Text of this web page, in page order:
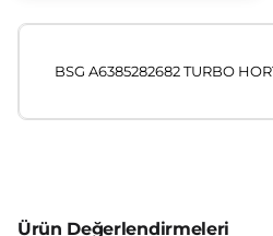
BSG A6385282682 TURBO